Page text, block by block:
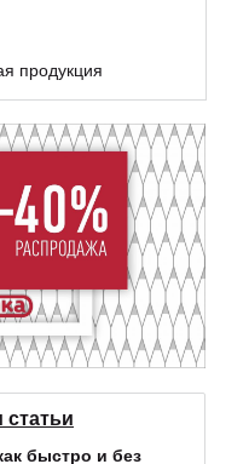
продукция
статьи
быстро и без